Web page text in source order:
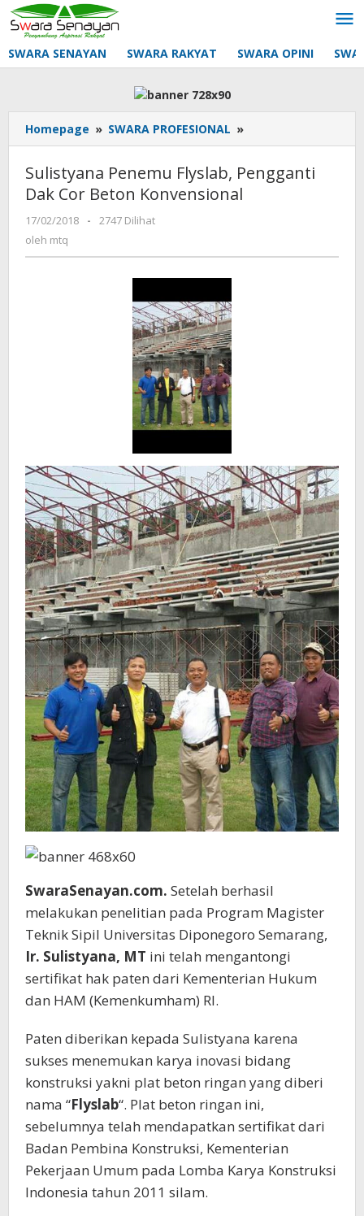
Lewati
ke
konten
SWARA SENAYAN SWARA RAKYAT SWARA OPINI
Homepage » SWARA PROFESIONAL »
Penemu
Pengganti
Sulistyana Penemu Flyslab, Pengganti
Dak Cor Beton Konvensional
17/02/2018
oleh
-
2747 Dilihat
oleh mtq
SwaraSenayan.com. Setelah berhasil
melakukan penelitian pada Program Magister
Teknik Sipil Universitas Diponegoro Semarang,
Ir. Sulistyana, MT ini telah mengantongi
sertifikat hak paten dari Kementerian Hukum
dan HAM (Kemenkumham) RI.
Paten diberikan kepada Sulistyana karena
sukses menemukan karya inovasi bidang
konstruksi yakni plat beton ringan yang diberi
nama “Flyslab“. Plat beton ringan ini,
sebelumnya telah mendapatkan sertifikat dari
Badan Pembina Konstruksi, Kementerian
Pekerjaan Umum pada Lomba Karya Konstruksi
Indonesia tahun 2011 silam.